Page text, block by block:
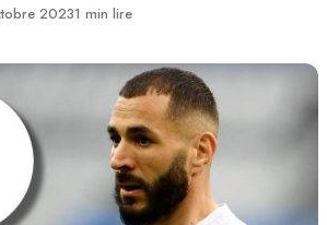
20231 min lire